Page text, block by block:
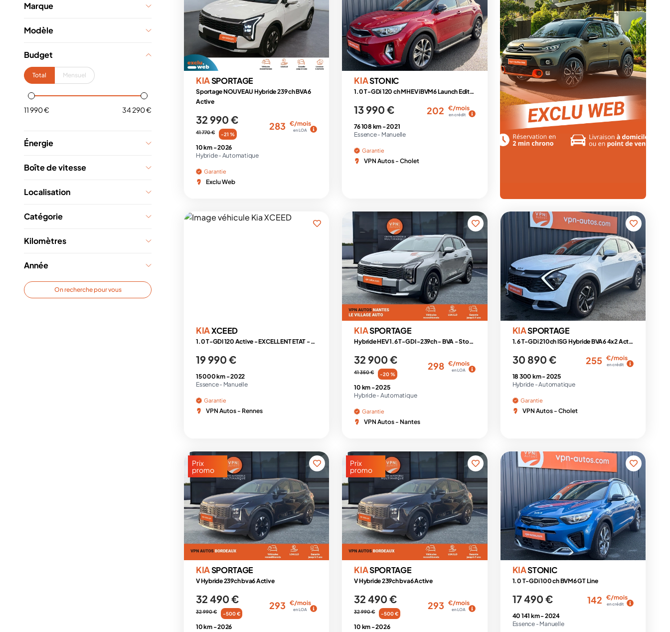
Marque
Modèle
Budget
Total Mensuel
11 990 € 34 290 €
Énergie
Boîte de vitesse
Localisation
Catégorie
Kilomètres
Année
On recherche pour vous
KIASPORTAGE
Sportage NOUVEAU Hybride 239 ch BVA6
Active
32 990 €
41 770 € -21 %
283 €/mois
en LOA
10 km -2026
Hybride - Automatique
Garantie
Exclu Web
KIASTONIC
1.0 T-GDi 120 ch MHEV iBVM6 Launch Edition
13 990 € 202 €/mois
en crédit
76 108 km -2021
Essence - Manuelle
Garantie
VPN Autos - Cholet
KIAXCEED
1.0 T-GDI 120 Active - EXCELLENT ETAT - TVA RÉCUPÉRABLE
19 990 €
15 000 km -2022
Essence - Manuelle
Garantie
VPN Autos - Rennes
KIASPORTAGE
Hybride HEV 1.6 T-GDI -239ch - BVA - Stop&Go 4x2 V 2022 Active PHASE 2
32 900 €
41 350 € -20 %
298 €/mois
en LOA
10 km -2025
Hybride - Automatique
Garantie
VPN Autos - Nantes
KIASPORTAGE
1.6 T-GDi 210ch ISG Hybride BVA6 4x2 Active
30 890 € 255 €/mois
en crédit
18 300 km -2025
Hybride -Automatique
Garantie
VPN Autos - Cholet
Prix
promo
KIASPORTAGE
V Hybride 239ch bva6 Active
32 490 €
32 990 € -500 €
293 €/mois
en LOA
10 km -2026
Prix
promo
KIASPORTAGE
V Hybride 239ch bva6 Active
32 490 €
32 990 € -500 €
293 €/mois
en LOA
10 km -2026
KIASTONIC
1.0 T-GDi 100 ch BVM6 GT Line
17 490 € 142 €/mois
en crédit
40 141 km -2024
Essence - Manuelle